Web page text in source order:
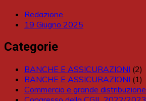
Redazione
19 Giugno 2025
Categorie
BANCHE E ASSICURAZIONI (2)
BANCHE E ASSICURAZIONI (1)
Commercio e grande distribuzione